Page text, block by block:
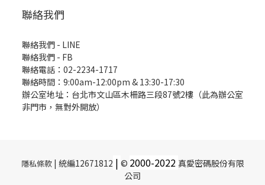
聯絡我們
聯絡我們 - LINE
聯絡我們 - FB
聯絡電話：02-2234-1717
聯絡時間：9:00am-12:00pm & 13:30-17:30
辦公室地址：台北市文山區木柵路三段87號2樓（此為辦公室
非門市，無對外開放）
隱私條款| 統編12671812 | © 2000-2022 真愛密碼股份有限
公司